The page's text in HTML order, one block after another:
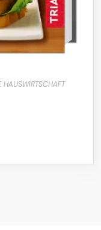
HAUSWIRTSCHAFT